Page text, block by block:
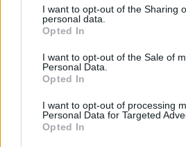
I want to opt-out of the Sharing
personal data.
Opted In
I want to opt-out of the Sale of
Personal Data.
Opted In
I want to opt-out of processing
Personal Data for Targeted
Opted In